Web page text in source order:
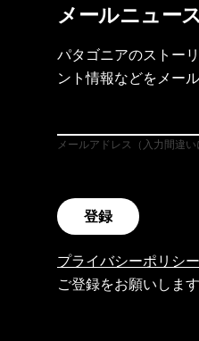
メールニュー
パタゴニアのストー
ント情報などをメー
メールアドレス（入力間違い
登録
プライバシーポリシー
ご登録をお願いします